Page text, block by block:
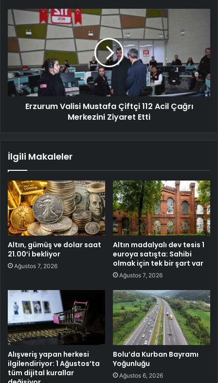
Erzurum Valisi Mustafa Çiftçi 112 Acil Çağrı
Merkezini Ziyaret Etti
İlgili Makaleler
Altın, gümüş ve dolar saat
21.00’i bekliyor
Ağustos 7, 2026
Altın madalyalı dev tesis 1
euroya satışta: Sahibi
olmak için tek bir şart var
Ağustos 7, 2026
Alışveriş yapan herkesi
ilgilendiriyor: 1 Ağustos’ta
tüm dijital kurallar
Bolu’da Kurban Bayramı
Yoğunluğu
Ağustos 6, 2026